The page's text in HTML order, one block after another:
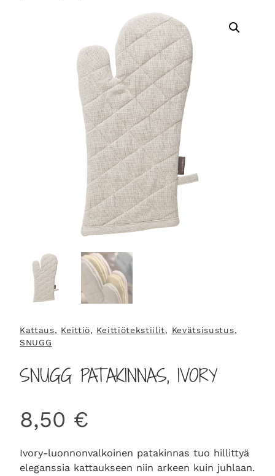
Kattaus, Keittiö, Keittiötekstiilit, Kevätsisustus
SNUGG
SNUGG PATAKINNAS, IVORY
8,50 €
Ivory-luonnonvalkoinen patakinnas tuo hillittyä
eleganssia kattaukseen niin arkeen kuin juhlaan.